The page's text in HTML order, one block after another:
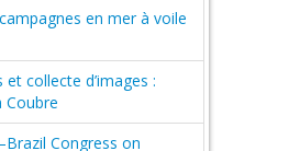
en mer à voile
et collecte d’images :
Coubre
Congress on